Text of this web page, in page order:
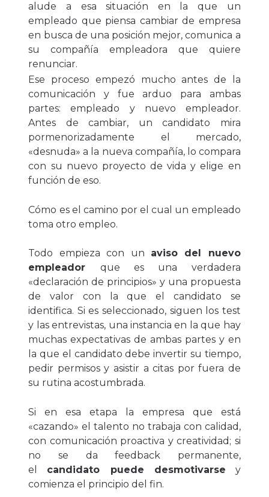
alude a esa situación en la que un
empleado que piensa cambiar de empresa
en busca de una posición mejor, comunica a
su compañía empleadora que quiere
renunciar.
Ese proceso empezó mucho antes de la
comunicación y fue arduo para ambas
partes: empleado y nuevo empleador.
Antes de cambiar, un candidato mira
pormenorizadamente el mercado,
«desnuda» a la nueva compañía, lo compara
con su nuevo proyecto de vida y elige en
función de eso.
Cómo es el camino por el cual un empleado
toma otro empleo.
Todo empieza con un aviso del nuevo
empleador que es una verdadera
«declaración de principios» y una propuesta
de valor con la que el candidato se
identifica. Si es seleccionado, siguen los test
y las entrevistas, una instancia en la que hay
muchas expectativas de ambas partes y en
la que el candidato debe invertir su tiempo,
pedir permisos y asistir a citas por fuera de
su rutina acostumbrada.
Si en esa etapa la empresa que está
«cazando» el talento no trabaja con calidad,
con comunicación proactiva y creatividad; si
no se da feedback permanente,
el candidato puede desmotivarse y
comienza el principio del fin.